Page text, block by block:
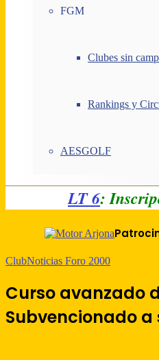
FGM
Clubes sin
Rankings y
AESGOLF
LT 6:
ClubNoticias Foro 2000
Curso avanzado
Subvencionado a